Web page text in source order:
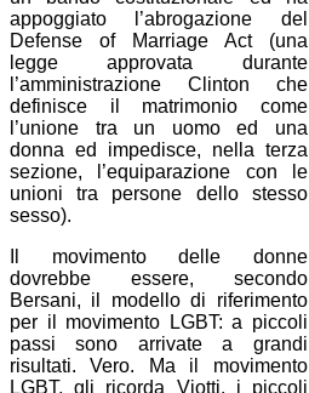
appoggiato l’abrogazione del
Defense of Marriage Act (una
legge approvata durante
l’amministrazione Clinton che
definisce il matrimonio come
l’unione tra un uomo ed una
donna ed impedisce, nella terza
sezione, l’equiparazione con le
unioni tra persone dello stesso
sesso).
Il movimento delle donne
dovrebbe essere, secondo
Bersani, il modello di riferimento
per il movimento LGBT: a piccoli
passi sono arrivate a grandi
risultati. Vero. Ma il movimento
LGBT, gli ricorda Viotti, i piccoli